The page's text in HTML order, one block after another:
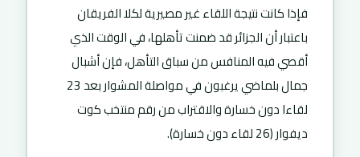
فإذا كانت نتيجة اللقاء غير مصيرية لكلا الفريقان
باعتبار أن الجزائر قد ضمنت تأهلها، في الوقت الذي
أقصي فيه المنافس من سباق التأهل، فإن أشبال
جمال بلماضي يرغبون في مواصلة المشوار بعد 23
لقاءا دون خسارة والاقتراب من رقم منتخب كوت
ديفوار (26 لقاء دون خسارة).